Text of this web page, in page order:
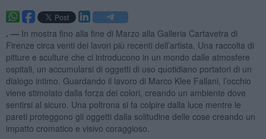
. — In mostra fino alla fine di Marzo alla Galleria Cartavetra di
Firenze circa venti dei lavori più recenti dell’artista. Una raccolta di
pitture e sculture che ci introducono in un mondo dalle atmosfere
ospitali, un accumularsi di oggetti di uso quotidiano portatori di un
dialogo intimo. Guardando il lavoro di Marco Klee Fallani, l’occhio
viene stimolato dalla forza dei colori, creando un ambiente dove
sentirsi al sicuro. Una poltrona si fa colpire dalla luce mentre le
pareti proteggono gli oggetti dalla solitudine delle cose creando un
impatto cromatico e visivo coraggioso.